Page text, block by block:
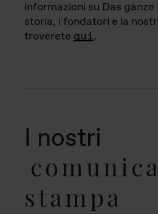
informazioni su Das
storia, i fondatori e la
troverete qui.
I nostri
stampa